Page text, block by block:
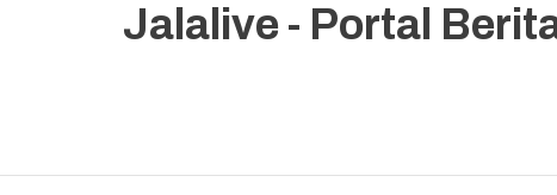
Jalalive - Portal